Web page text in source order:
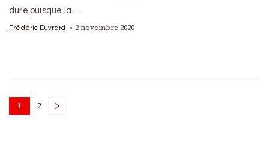
dure puisque la …
Frédéric Euvrard 2 novembre 2020
Posts
Page
1 Page
2